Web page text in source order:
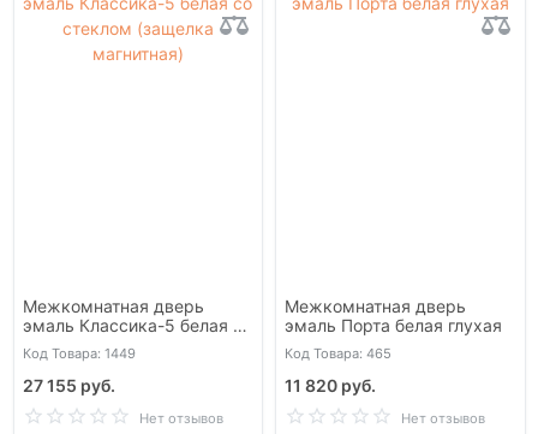
Межкомнатная дверь
эмаль Классика-5 белая со
стеклом (защелка
магнитная)
Код Товара: 1449
27 155 руб.
Нет отзывов
Межкомнатная дверь
эмаль Порта белая глухая
Код Товара: 465
11 820 руб.
Нет отзывов